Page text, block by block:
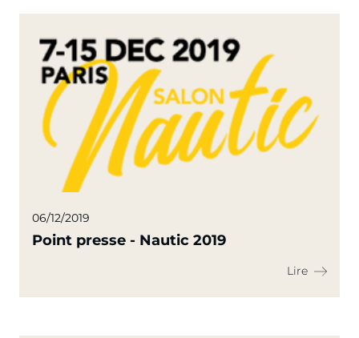
06/12/2019
Point presse - Nautic 2019
Lire